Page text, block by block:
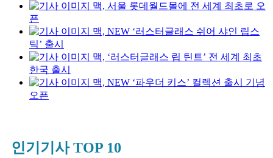
맥, 서울 롯데월드몰에 전 세계 최초로 오
픈
맥, NEW ‘러스터글래스 쉬어 샤인 립스
틱’ 출시
맥, ‘러스터글래스 립 틴트’ 전 세계 최초
한국 출시
맥, NEW ‘파우더 키스’ 컬렉션 출시 기념
오픈
인기기사 TOP 10